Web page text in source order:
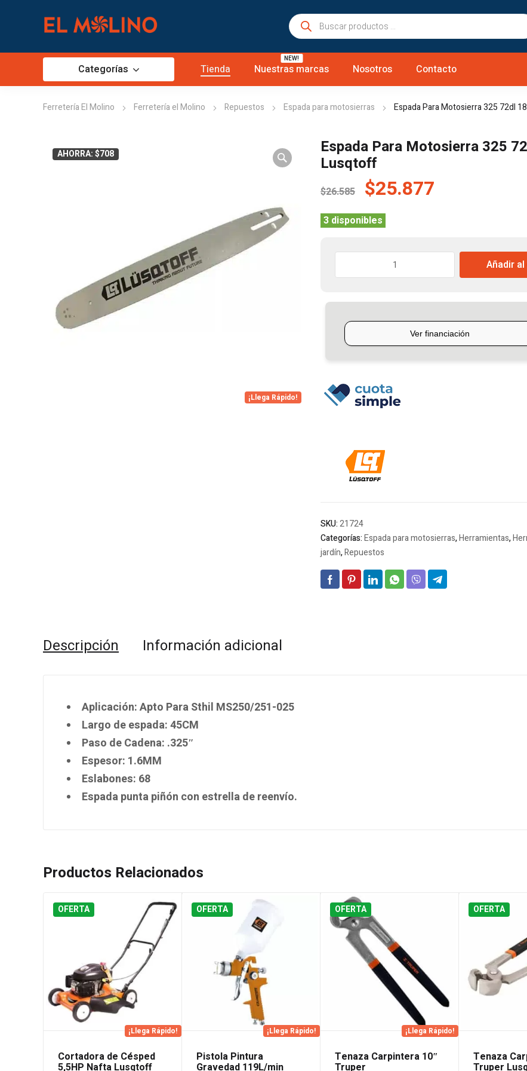
Búsqueda
de
Categorías Tienda Nuestras marcas
NEW!
Nosotros Contacto
Ferretería El Molino Ferretería el Molino Repuestos Espada para motosierras Espada Para Motosierra 325 72dl
AHORRA: $708
¡Llega Rápido!
Espada Para Motosierra 325
Lusqtoff
$26.585 El
precio
original
era:
$26.585.
$25.877
es:
$25.877.
3 disponibles
Lusqtoff
cantidad
Añadir
SKU:21724
Categorías:Espada para motosierras,Herramientas,
jardín,Repuestos
Descripción Información adicional
Aplicación: Apto Para Sthil MS250/251-025
Largo de espada: 45CM
Paso de Cadena: .325″
Espesor: 1.6MM
Eslabones: 68
Espada punta piñón con estrella de reenvío.
Productos Relacionados
OFERTA
¡Llega Rápido!
Cortadora de Césped
5,5HP Nafta Lusqtoff
OFERTA
¡Llega Rápido!
Pistola Pintura
Gravedad 119L/min
OFERTA
¡Llega Rápido!
Tenaza Carpintera 10″
Truper
OFERTA
Tenaza
Truper